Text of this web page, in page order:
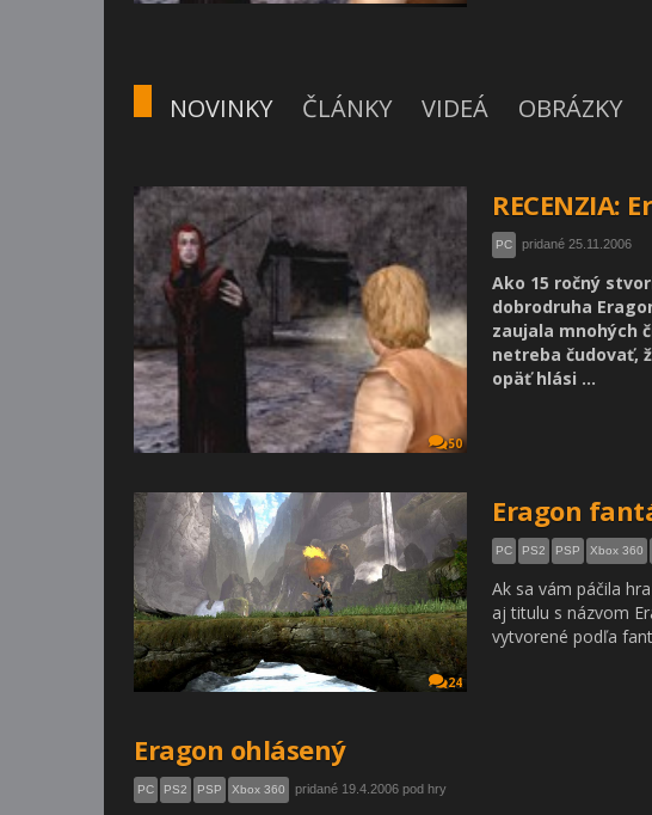
NOVINKY ČLÁNKY VIDEÁ OBRÁZKY
50
RECENZIA:
PC pridané 25.11.2006
Ako 15 ročný
dobrodruha
zaujala mnohých
netreba čudovať,
opäť hlási ...
24
Eragon
PC PS2 PSP Xbox 360
Ak sa vám páčila
aj titulu s názvom
vytvorené podľa
Eragon ohlásený
PC PS2 PSP Xbox 360 pridané 19.4.2006 pod hry